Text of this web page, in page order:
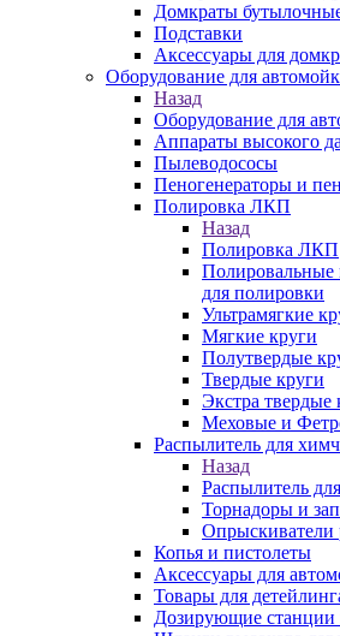
Домкраты
Подставки
Аксессуары для
Оборудование для
Назад
Оборудование для
Аппараты высокого
Пылеводососы
Пеногенераторы и
Полировка ЛКП
Назад
Полировка ЛКП
Полировальные
для полировки
Ультрамягкие
Мягкие круги
Полутвердые
Твердые круги
Экстра твердые
Меховые и
Распылитель для
Назад
Распылитель
Торнадоры и
Опрыскиватели
Копья и пистолеты
Аксессуары для
Товары для
Дозирующие